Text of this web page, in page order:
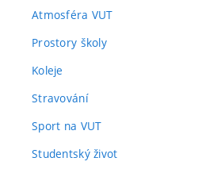
Atmosféra VUT
Prostory školy
Koleje
Stravování
Sport na VUT
Studentský život